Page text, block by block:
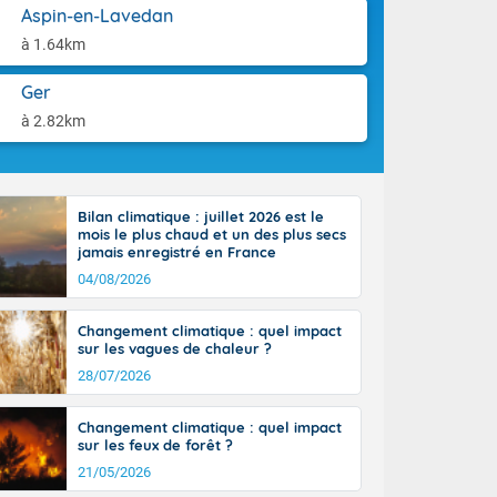
Aspin-en-Lavedan
à 1.64km
Ger
à 2.82km
Le
Des
moins
25 à 30
35 degrés
Bilan climatique : juillet 2026 est le
mois le plus chaud et un des plus secs
jamais enregistré en France
04/08/2026
Changement climatique : quel impact
sur les vagues de chaleur ?
28/07/2026
Changement climatique : quel impact
sur les feux de forêt ?
21/05/2026